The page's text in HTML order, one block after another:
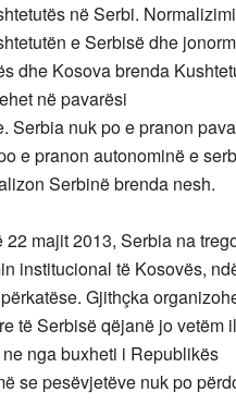
në Serbi.
e Serbisë dhe
dhe Kosova brenda
në pavarësi
Serbia nuk po e pranon
e pranon autonominë e
Serbinë brenda nesh.
majit 2013, Serbia na
institucional të Kosovës,
Gjithçka
të Serbisë qëjanë jo vetëm
nga buxheti i Republikës
se pesëvjetëve nuk po